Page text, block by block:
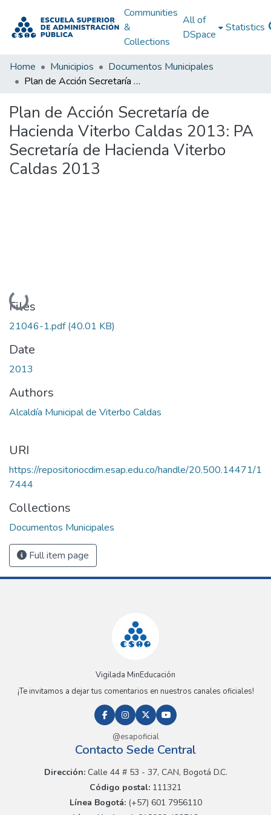
Communities
&
Collections
All of
DSpace
Statistics
Home Municipios
Documentos Municipales
Plan de Acción Secretaría de Hacienda Viterbo Caldas 2013: PA Secretaría de Hacienda Viterbo Caldas 2013
Plan de Acción Secretaría de
Hacienda Viterbo Caldas 2013: PA
Secretaría de Hacienda Viterbo
Caldas 2013
Loading...
Files
21046-1.pdf(40.01 KB)
Date
2013
Authors
Alcaldía Municipal de Viterbo Caldas
URI
https://repositoriocdim.esap.edu.co/handle/20.500.14471/1
7444
Collections
Documentos Municipales
Full item page
Vigilada MinEducación
¡Te invitamos a dejar tus comentarios en nuestros canales oficiales!
@esapoficial
Contacto Sede Central
Dirección:Calle 44 # 53 - 37, CAN, Bogotá D.C.
Código postal: 111321
Línea Bogotá:(+57) 601 7956110